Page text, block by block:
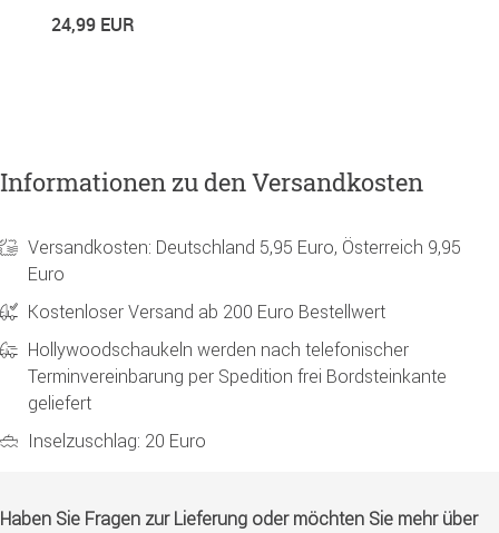
24,99 EUR
Informationen zu den Versandkosten
Versandkosten: Deutschland 5,95 Euro, Österreich 9,95
Euro
Kostenloser Versand ab 200 Euro Bestellwert
Hollywoodschaukeln werden nach telefonischer
Terminvereinbarung per Spedition frei Bordsteinkante
geliefert
Inselzuschlag: 20 Euro
Haben Sie Fragen zur Lieferung oder möchten Sie mehr über